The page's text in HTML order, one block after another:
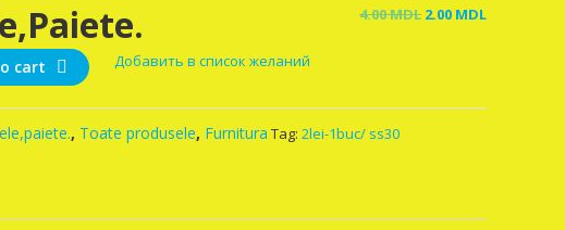
4.00MDL Original
2.00 MDLCurrent
cart Добавить в список желаний
, Toate produsele, Furnitura Tag: 2lei-1buc/ ss30